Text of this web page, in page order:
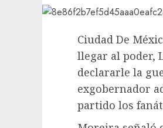
Ciudad De
llegar al poder,
declararle la
exgobernador
partido los